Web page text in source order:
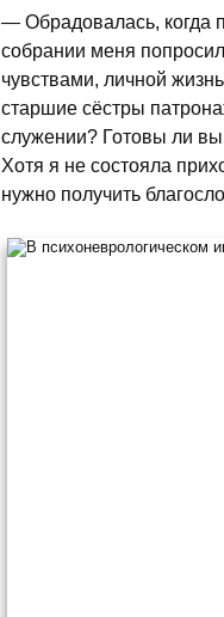
— Обрадовалась, когда
собрании меня
чувствами, личной
старшие сёстры
служении? Готовы ли
Хотя я не состояла
нужно получить